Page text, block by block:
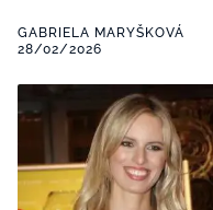
Seberozvoj
ZDRAVÍ
Životní styl
ZÁBAVA
Všechny kategorie
Testy a kvízy
BYDLENÍ
Všechny kategorie
GABRIELA MARYŠKOVÁ
28/02/2026